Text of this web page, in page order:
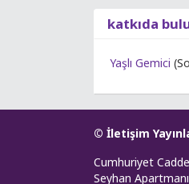
katkıda
Yaşlı Gemici
© İletişim
Cumhuriyet
Seyhan